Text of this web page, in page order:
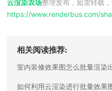
云渲染农场整理发布，如需转载
https://www.renderbus.com/
相关阅读推荐:
室内装修效果图怎么批量渲染
如何利用云渲染进行批量效果